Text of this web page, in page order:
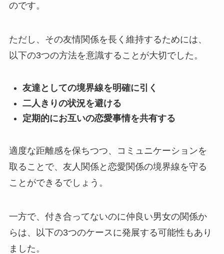
のです。
ただし、その友情関係を長く維持するためには、
以下の3つの方法を意識することが大切でした。
友達としての境界線を明確に引く
二人きりの状況を避ける
定期的にお互いの恋愛事情を共有する
適度な距離感を保ちつつ、コミュニケーションを
取ることで、友人関係と恋愛関係の境界線を守る
ことができるでしょう。
一方で、付き合ってないのに仲良い男女の関係か
らは、以下の3つのケースに発展する可能性もあり
ました。